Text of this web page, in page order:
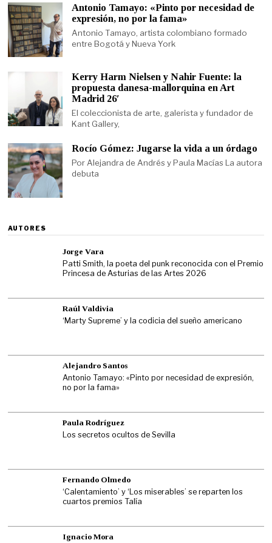
Antonio Tamayo: «Pinto por necesidad de
expresión, no por la fama»
Antonio Tamayo, artista colombiano formado
entre Bogotá y Nueva York
Kerry Harm Nielsen y Nahir Fuente: la
propuesta danesa-mallorquina en Art
Madrid 26′
El coleccionista de arte, galerista y fundador de
Kant Gallery,
Rocío Gómez: Jugarse la vida a un órdago
Por Alejandra de Andrés y Paula Macías La autora
debuta
AUTORES
Jorge Vara
Patti Smith, la poeta del punk reconocida con el Premio
Princesa de Asturias de las Artes 2026
Raúl Valdivia
‘Marty Supreme’ y la codicia del sueño americano
Alejandro Santos
Antonio Tamayo: «Pinto por necesidad de expresión,
no por la fama»
Paula Rodríguez
Los secretos ocultos de Sevilla
Fernando Olmedo
‘Calentamiento’ y ‘Los miserables’ se reparten los
cuartos premios Talía
Ignacio Mora